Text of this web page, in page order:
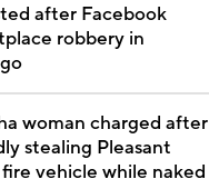
after Facebook
robbery in
woman charged after
stealing Pleasant
vehicle while naked